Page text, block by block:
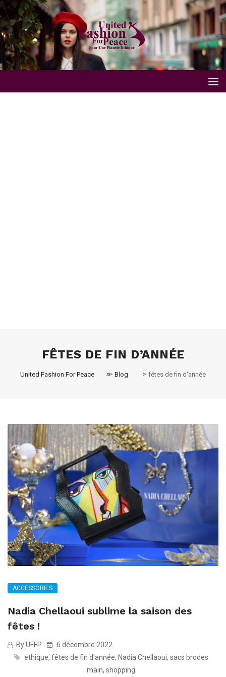
FÊTES DE FIN D’ANNÉE
United Fashion For Peace > Blog > fêtes de fin d'année
ACCESSORIES
Nadia Chellaoui sublime la saison des
fêtes !
By UFFP
6 décembre 2022
ethique, fêtes de fin d'année, Nadia Chellaoui, sacs brodes
main, shopping